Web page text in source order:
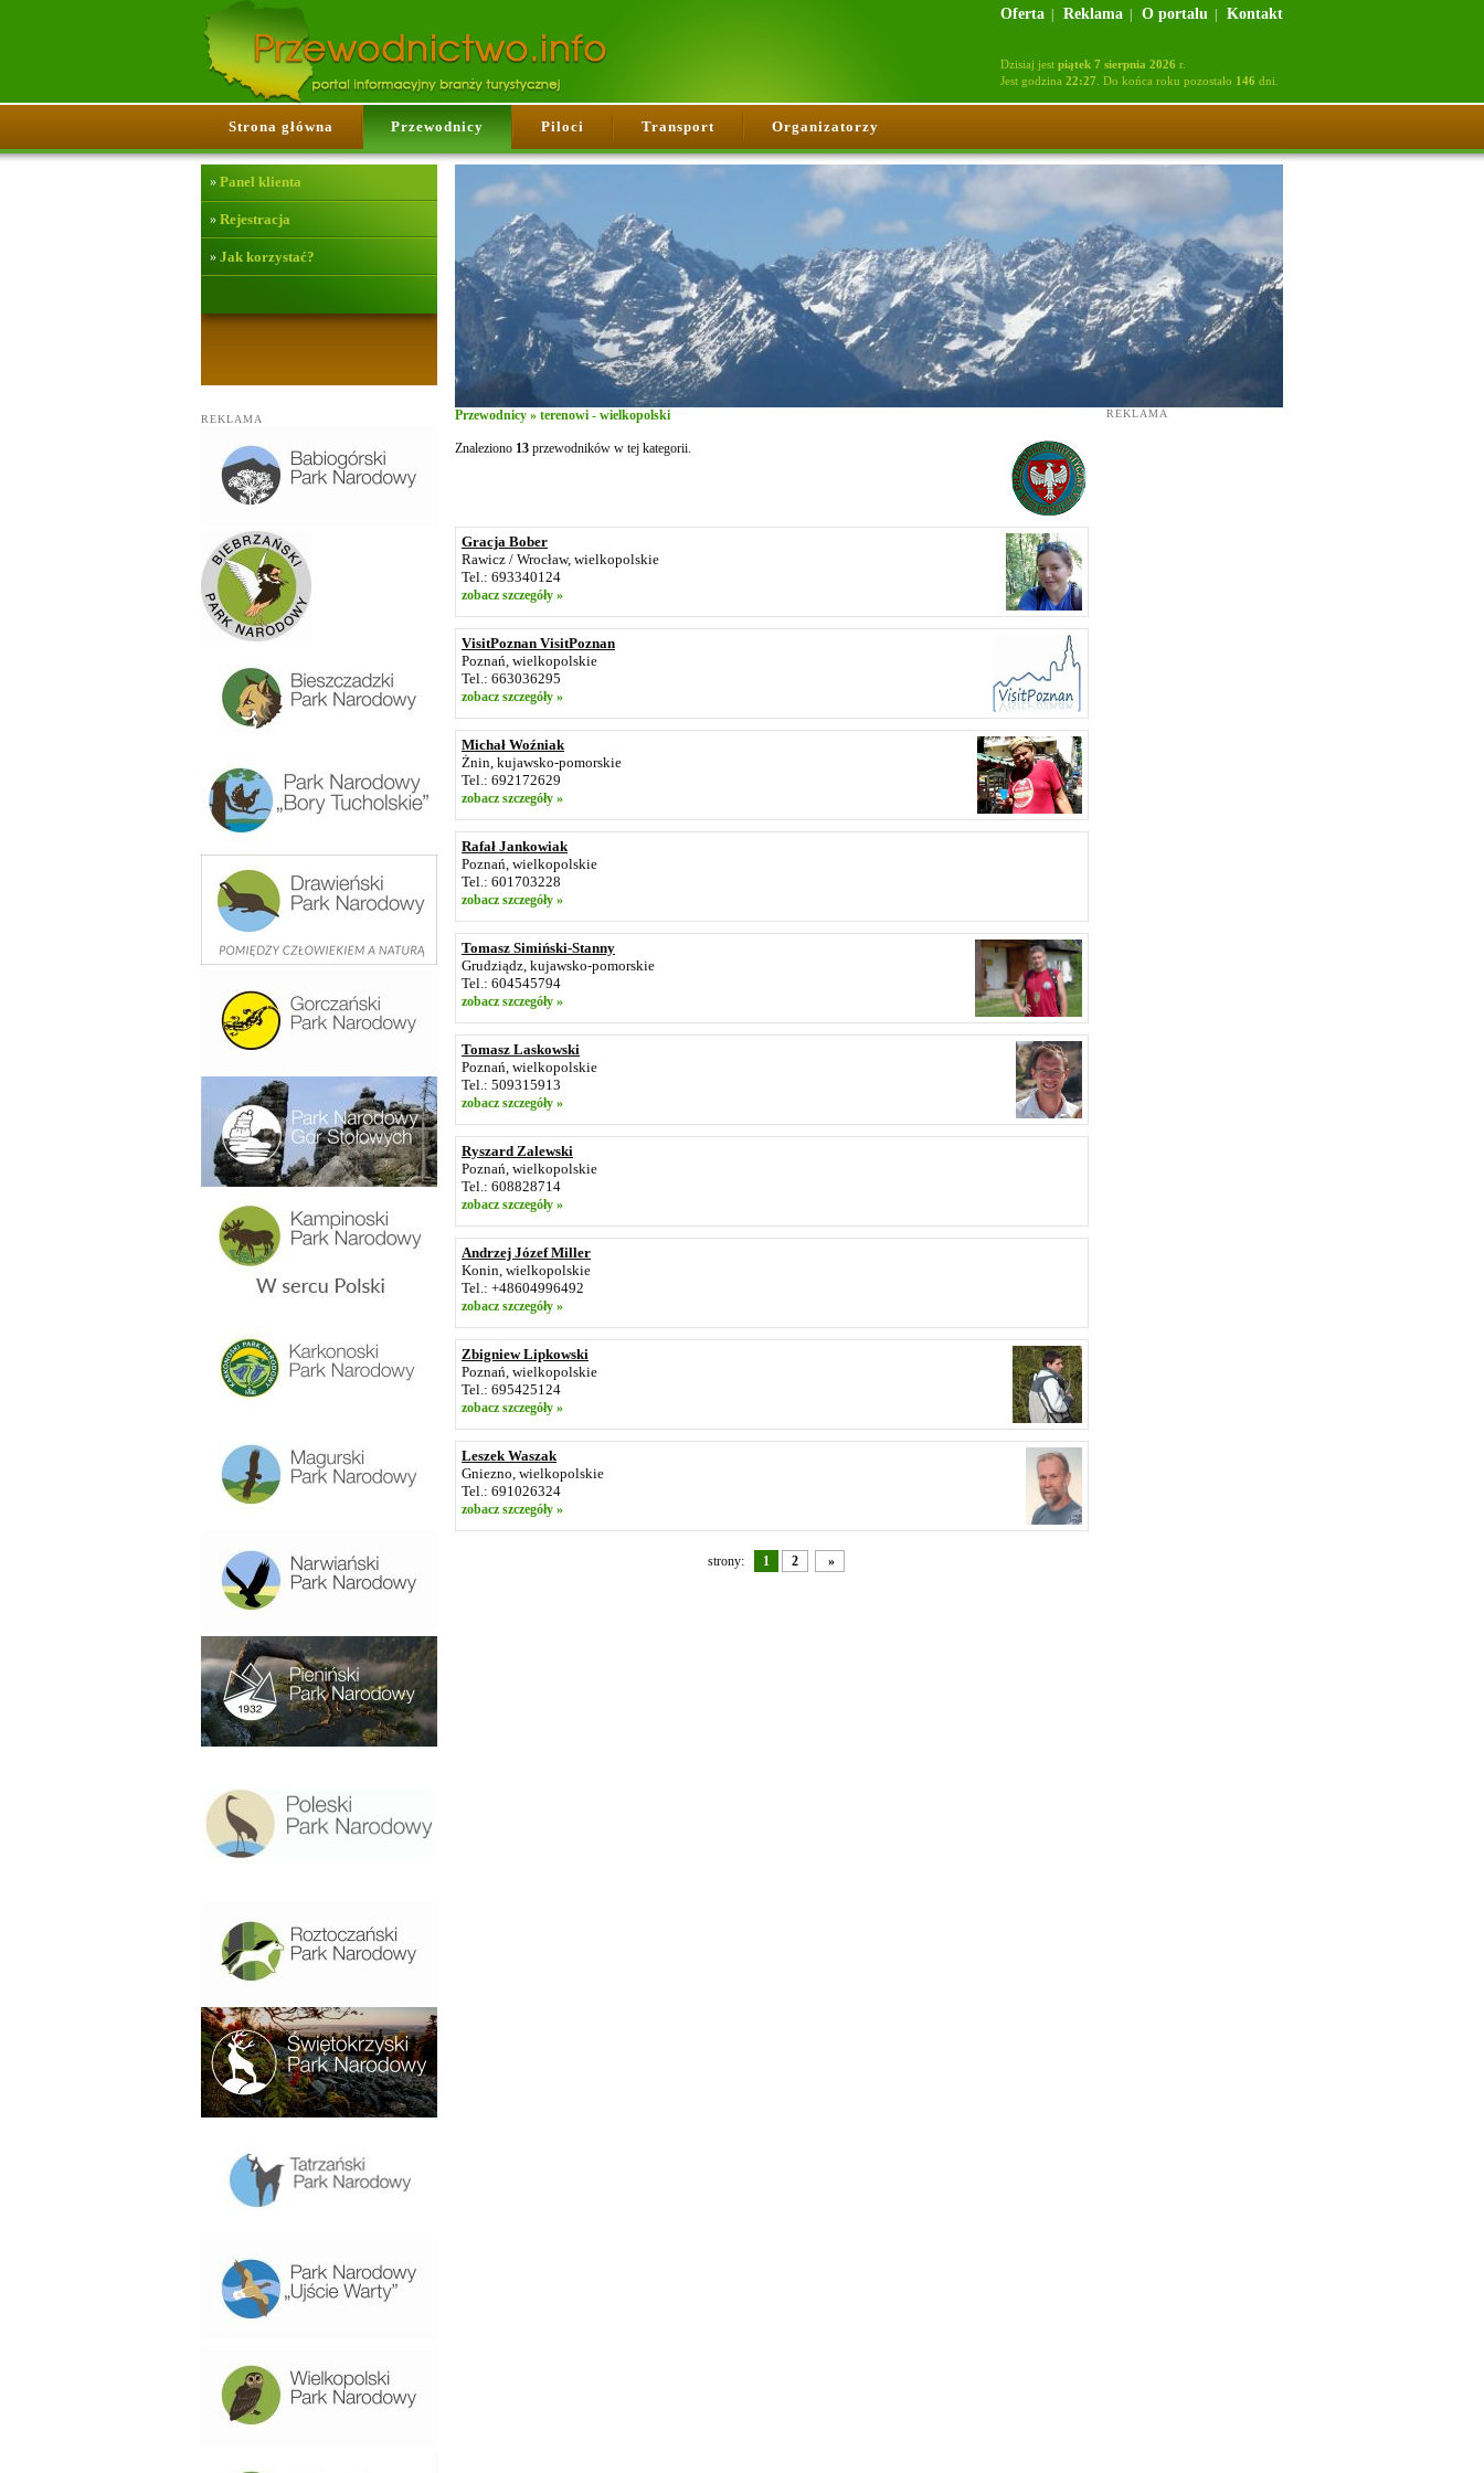
Oferta Reklama O portalu Kontakt
Dzisiaj jest piątek 7 sierpnia 2026 r.
Jest godzina 22:27 . Do końca roku pozostało 146 dni.
Strona główna Przewodnicy Piloci Transport Organizatorzy
» Panel klienta
» Rejestracja
» Jak korzystać?
REKLAMA Przewodnicy » terenowi - wielkopolski
Znaleziono 13 przewodników w tej kategorii.
Gracja Bober
Rawicz / Wrocław, wielkopolskie
Tel.: 693340124
zobacz szczegóły »
VisitPoznan VisitPoznan
Poznań, wielkopolskie
Tel.: 663036295
zobacz szczegóły »
Michał Woźniak
Żnin, kujawsko-pomorskie
Tel.: 692172629
zobacz szczegóły »
Rafał Jankowiak
Poznań, wielkopolskie
Tel.: 601703228
zobacz szczegóły »
Tomasz Simiński-Stanny
Grudziądz, kujawsko-pomorskie
Tel.: 604545794
zobacz szczegóły »
Tomasz Laskowski
Poznań, wielkopolskie
Tel.: 509315913
zobacz szczegóły »
Ryszard Zalewski
Poznań, wielkopolskie
Tel.: 608828714
zobacz szczegóły »
Andrzej Józef Miller
Konin, wielkopolskie
Tel.: +48604996492
zobacz szczegóły »
Zbigniew Lipkowski
Poznań, wielkopolskie
Tel.: 695425124
zobacz szczegóły »
Leszek Waszak
Gniezno, wielkopolskie
Tel.: 691026324
zobacz szczegóły »
strony: 1 2 »
REKLAMA